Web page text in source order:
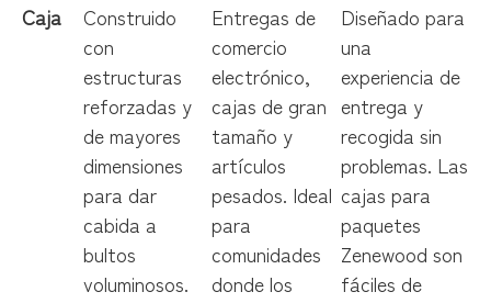
Caja
Construido
con
estructuras
reforzadas y
de mayores
dimensiones
para dar
cabida a
bultos
voluminosos.
Entregas de
comercio
electrónico,
cajas de gran
tamaño y
artículos
pesados. Ideal
para
comunidades
donde los
Diseñado para
una
experiencia de
entrega y
recogida sin
problemas. Las
cajas para
paquetes
Zenewood son
fáciles de